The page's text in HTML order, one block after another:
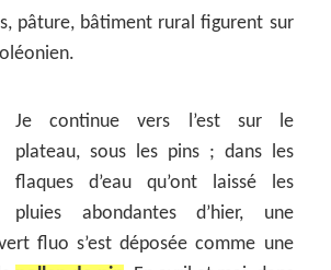
pâture, bâtiment rural figurent sur
Je continue vers l’est sur le
plateau, sous les pins ; dans les
flaques d’eau qu’ont laissé les
pluies abondantes d’hier, une
fluo s’est déposée comme une